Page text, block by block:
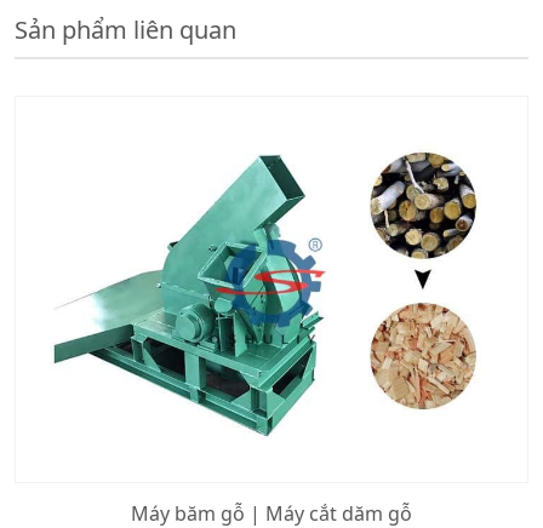
Sản phẩm liên quan
Máy băm gỗ | Máy cắt dăm gỗ